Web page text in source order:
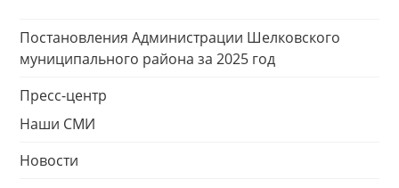
Постановления Администрации Шелковского
муниципального района за 2025 год
Пресс-центр
Наши СМИ
Новости